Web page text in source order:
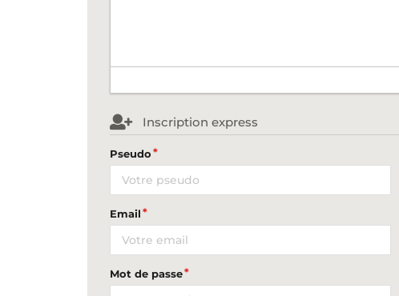
Inscription express
Pseudo
Email
Mot de passe